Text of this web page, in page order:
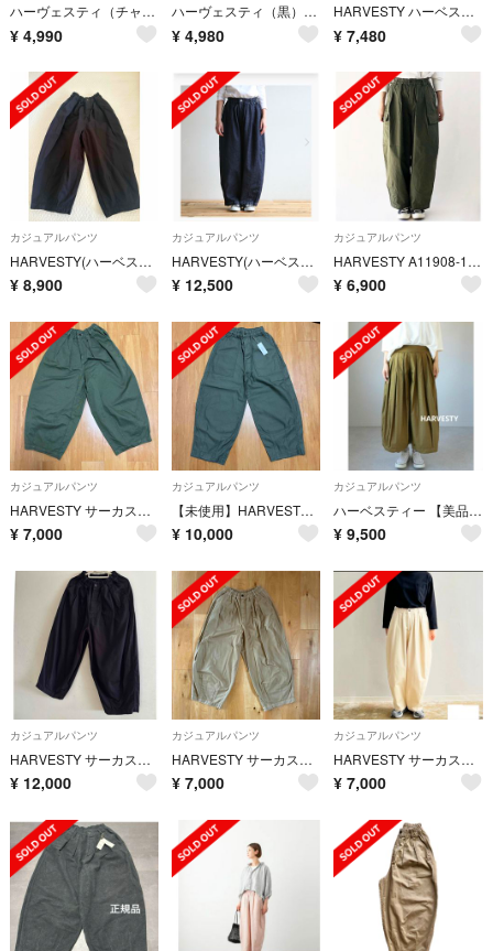
ハーヴェスティ（チャコール）ワイドエッグパンツ
¥ 4,990
ハーヴェスティ（黒）ワイドエッグパンツ
¥ 4,980
HARVESTY ハーベスティ コーデュロイ サーカスパンツ
¥ 7,480
カジュアルパンツ
HARVESTY(ハーベスティ) サーカスパンツ
¥ 8,900
カジュアルパンツ
HARVESTY(ハーベスティ) 10ozデニムサーカスパンツ/ワンウォッシュ
¥ 12,500
カジュアルパンツ
HARVESTY A11908-16 サーカスカーゴパンツ
¥ 6,900
カジュアルパンツ
HARVESTY サーカスパンツ
¥ 7,000
カジュアルパンツ
【未使用】HARVESTY CIRCUS FATIGUE PANTS
¥ 10,000
カジュアルパンツ
ハーベスティー 【美品】サーカス パンツ
¥ 9,500
カジュアルパンツ
HARVESTY サーカスパンツ チノ
¥ 12,000
カジュアルパンツ
HARVESTY サーカスパンツ
¥ 7,000
カジュアルパンツ
HARVESTY サーカスパンツ アイボリー
¥ 7,000